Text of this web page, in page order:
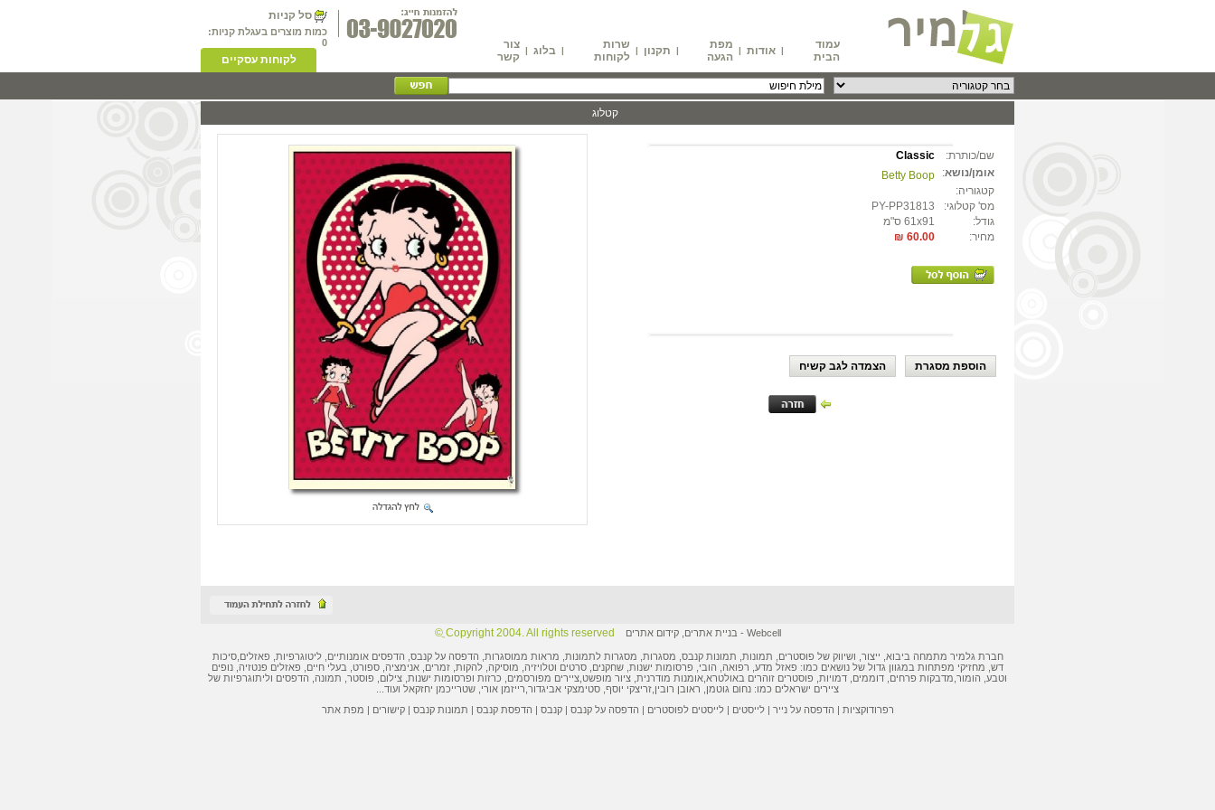
עמוד
הבית
| אודות |
מפת
הגעה
| תקנון |
שרות
לקוחות
| בלוג | צור
קשר
סל קניות
כמות מוצרים בעגלת קניות:
0
לקוחות עסקיים
קטלוג
שם/כותרת:
Classic
אומן/נושא:
Betty Boop
קטגוריה:
מס' קטלוגי:
PY-PP31813
גודל:
61x91 ס"מ
מחיר:
60.00 ₪
הוספת מסגרת הצמדה לגב קשיח
Webcell
- בניית אתרים ,קידום אתרים Copyright 2004. All rights reserved ֲ©
חברת גלמיר מתמחה ביבוא, ייצור, ושיווק של פוסטרים תמונות , תמונות קנבס, מסגרות, מסגרות לתמונות , מראות ממוסגרות, הדפסה על קנבס הדפסים אומנותיים ,ליטוגרפיות פאזלים ,סיכות
דש מחזיקי מפתחות במגוון גדול של נושאים כמו: פאזל מדע, רפואה, הובי, פרסומות ישנות , שחקנים, סרטים וטלויזיה, מוסיקה, להקות, זמרים, אנימציה, ספורט, בעלי חיים, פאזלים פנטזיה, נופים
וטבע, הומור, מדבקות פרחים, דוממים, דמויות, פוסטרים זוהרים באולטרא, אומנות מודרנית ציור מופשט ציירים מפורסמים כרזות ופרסומות ישנות, צילום, פוסטר, תמונה, הדפסים וליתוגרפיות של
ציירים ישראלים כמו: נחום גוטמן ראובן רובין זריצקי יוסף סטימצקי אביגדור רייזמן אורי שטרייכמן יחזקאל ועוד...
רפרודוקציות | הדפסה על נייר |לייסטים |לייסטים לפוסטרים | הדפסה על קנבס |קנבס | הדפסת קנבס | תמונות קנבס |קישורים | מפת אתר